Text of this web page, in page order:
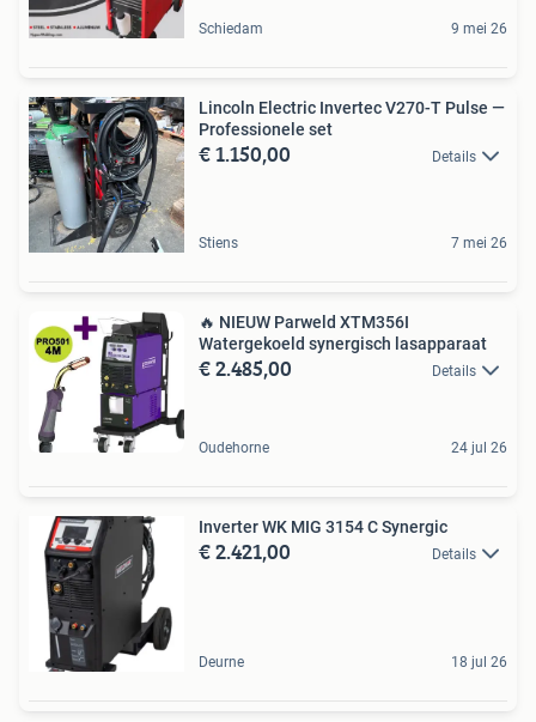
Schiedam 9 mei 26
Lincoln Electric Invertec V270-T Pulse —
Professionele set
€ 1.150,00 Details
Stiens 7 mei 26
🔥 NIEUW Parweld XTM356I
Watergekoeld synergisch lasapparaat
€ 2.485,00 Details
Oudehorne 24 jul 26
Inverter WK MIG 3154 C Synergic
€ 2.421,00 Details
Deurne 18 jul 26